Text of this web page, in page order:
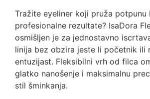
Tražite eyeliner koji pruža potpunu
profesionalne rezultate? IsaDora
osmišljen je za jednostavno
linija bez obzira jeste li početnik ili
entuzijast. Fleksibilni vrh od filca
glatko nanošenje i maksimalnu
stil šminkanja.